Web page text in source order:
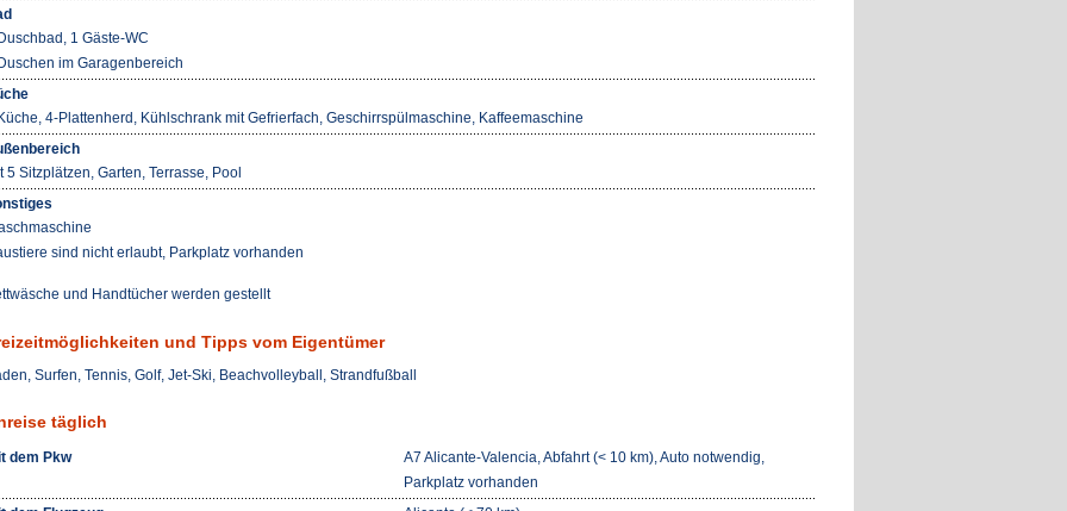
1 Gäste-WC
im Garagenbereich
4-Plattenherd, Kühlschrank mit Gefrierfach, Geschirrspülmaschine, Kaffeemaschine
5 Sitzplätzen, Garten, Terrasse, Pool
sind nicht erlaubt, Parkplatz vorhanden
und Handtücher werden gestellt
und Tipps vom Eigentümer
Surfen, Tennis, Golf, Jet-Ski, Beachvolleyball, Strandfußball
täglich
dem Pkw
A7 Alicante-Valencia, Abfahrt (< 10 km), Auto notwendig,
Parkplatz vorhanden